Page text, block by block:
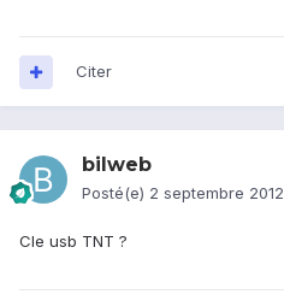
Citer
bilweb
Posté(e) 2 septembre 2012
Cle usb TNT ?